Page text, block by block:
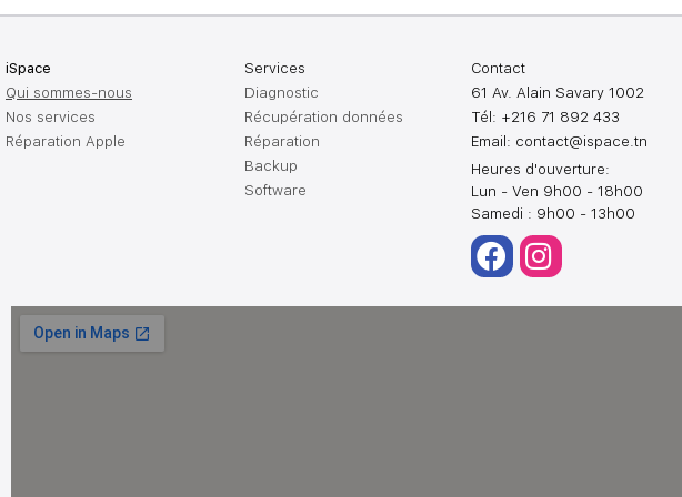
iSpace
Qui sommes-nous
Nos services
Réparation Apple
Services
Diagnostic
Récupération données
Réparation
Backup
Software
Contact
61 Av. Alain Savary 1002
Tél: +216 71 892 433
Email: contact@ispace.tn
Heures d'ouverture:
Lun - Ven 9h00 - 18h00
Samedi : 9h00 - 13h00